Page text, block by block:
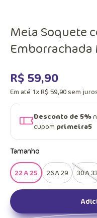
Meia Soquete
Emborrachada
R$ 59,90
Em até 1xR$ 59,90 sem
Desconto de 5%
cupom primeira5
Tamanho
22 A 25 26 A 29 30 A 33